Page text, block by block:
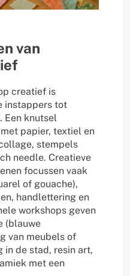
van
creatief is
instappers tot
Een knutsel
papier, textiel en
stempels
needle. Creatieve
focussen vaak
of gouache),
handlettering en
workshops geven
(blauwe
van meubels of
in de stad, resin art,
met een